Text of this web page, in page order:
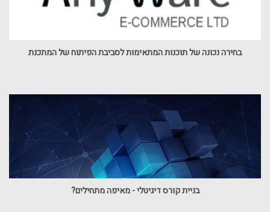
בחירה נכונה של תוכנות המתאימות לסביבת הפיתוח של המתכנת
בניית קורס דיגיטלי - מאיפה מתחילים?